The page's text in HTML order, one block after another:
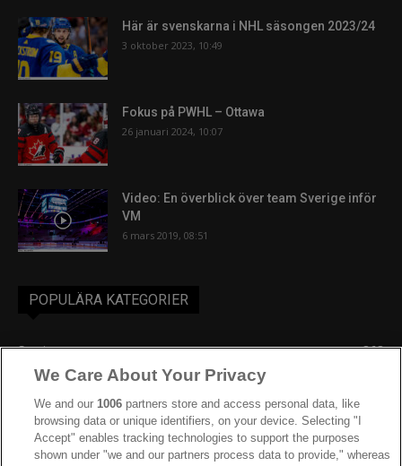
Här är svenskarna i NHL säsongen 2023/24
3 oktober 2023, 10:49
Fokus på PWHL – Ottawa
26 januari 2024, 10:07
Video: En överblick över team Sverige inför
VM
6 mars 2019, 08:51
POPULÄRA KATEGORIER
Sverige
863
Ishockey-VM
IIHF
JVM
Kanada
205
We Care About Your Privacy
We and our1006 partners store and access personal data, like
browsing data or unique identifiers, on your device. Selecting "I
Accept" enables tracking technologies to support the purposes
shown under "we and our partners process data to provide," whereas